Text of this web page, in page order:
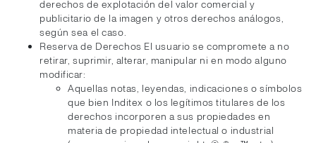
derechos de explotación del valor comercial y
publicitario de la imagen y otros derechos análogos,
según sea el caso.
Reserva de Derechos El usuario se compromete a no
retirar, suprimir, alterar, manipular ni en modo alguno
modificar:
Aquellas notas, leyendas, indicaciones o símbolos
que bien Inditex o los legítimos titulares de los
derechos incorporen a sus propiedades en
materia de propiedad intelectual o industrial